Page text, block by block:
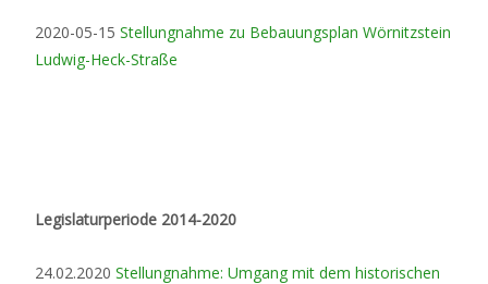
2020-05-15 Stellungnahme zu Bebauungsplan Wörnitzstein
Ludwig-Heck-Straße
Legislaturperiode 2014-2020
24.02.2020 Stellungnahme: Umgang mit dem historischen